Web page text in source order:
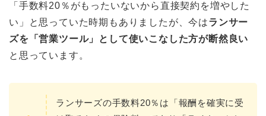
「手数料20％がもったいないから直接契約を増やした
い」と思っていた時期もありましたが、今はランサー
ズを「営業ツール」として使いこなした方が断然良い
と思っています。
ランサーズの手数料20％は「報酬を確実に受